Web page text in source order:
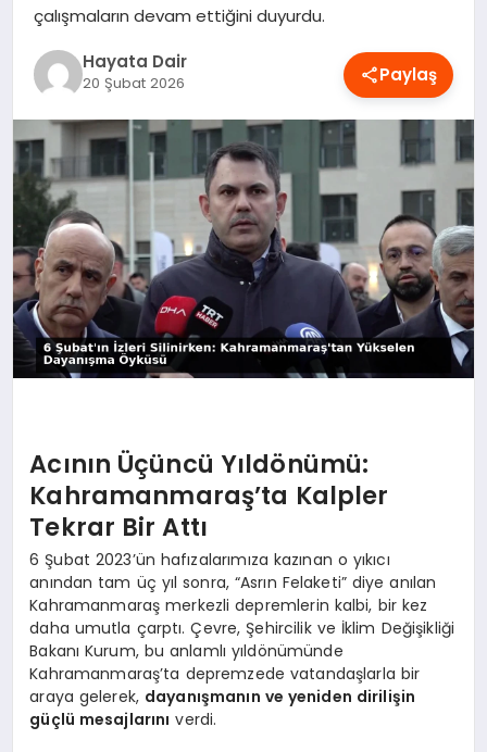
SAĞLIK
TEKNOLOJI
çalışmaların devam ettiğini duyurdu.
Hayata Dair
20 Şubat 2026 Paylaş
Acının Üçüncü Yıldönümü:
Kahramanmaraş’ta Kalpler
Tekrar Bir Attı
6 Şubat 2023’ün hafızalarımıza kazınan o yıkıcı
anından tam üç yıl sonra, “Asrın Felaketi” diye anılan
Kahramanmaraş merkezli depremlerin kalbi, bir kez
daha umutla çarptı. Çevre, Şehircilik ve İklim Değişikliği
Bakanı Kurum, bu anlamlı yıldönümünde
Kahramanmaraş’ta depremzede vatandaşlarla bir
araya gelerek, dayanışmanın ve yeniden dirilişin
güçlü mesajlarını verdi.